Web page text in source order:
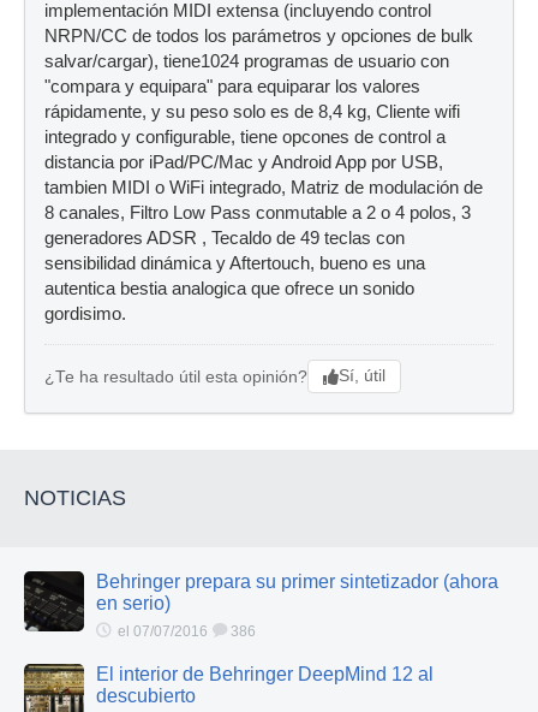
implementación MIDI extensa (incluyendo control
NRPN/CC de todos los parámetros y opciones de bulk
salvar/cargar), tiene1024 programas de usuario con
"compara y equipara" para equiparar los valores
rápidamente, y su peso solo es de 8,4 kg, Cliente wifi
integrado y configurable, tiene opcones de control a
distancia por iPad/PC/Mac y Android App por USB,
tambien MIDI o WiFi integrado, Matriz de modulación de
8 canales, Filtro Low Pass conmutable a 2 o 4 polos, 3
generadores ADSR , Tecaldo de 49 teclas con
sensibilidad dinámica y Aftertouch, bueno es una
autentica bestia analogica que ofrece un sonido
gordisimo.
¿Te ha resultado útil esta opinión? Sí, útil
NOTICIAS
Behringer prepara su primer sintetizador (ahora
en serio)
el 07/07/2016 386
El interior de Behringer DeepMind 12 al
descubierto